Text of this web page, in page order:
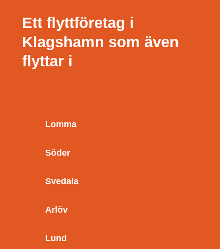
Ett flyttföretag i
Klagshamn som även
flyttar i
Lomma
Söder
Svedala
Arlöv
Lund